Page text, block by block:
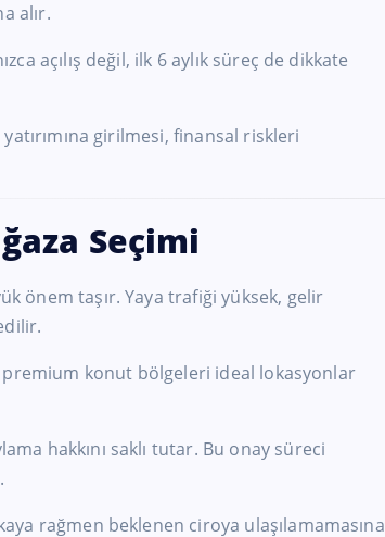
alır.
açılış değil, ilk 6 aylık süreç de dikkate
girilmesi, finansal riskleri
Seçimi
önem taşır. Yaya trafiği yüksek, gelir
premium konut bölgeleri ideal lokasyonlar
hakkını saklı tutar. Bu onay süreci
rağmen beklenen ciroya ulaşılamamasına